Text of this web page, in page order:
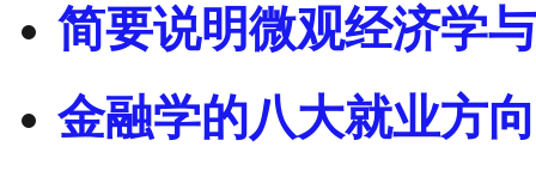
简要说明微观经济学
金融学的八大就业方